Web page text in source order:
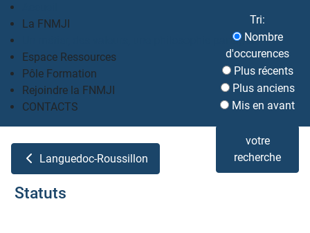
La FNMJI
Un métier, des valeurs, une philosophie partagés
Espace Ressources
Pôle Formation
Rejoindre la FNMJI
CONTACTS
Tri:
Nombre
d'occurences
Plus récents
Plus anciens
Mis en avant
votre
recherche
Languedoc-Roussillon
Statuts